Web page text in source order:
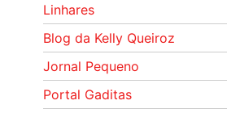
Linhares
Blog da Kelly Queiroz
Jornal Pequeno
Portal Gaditas